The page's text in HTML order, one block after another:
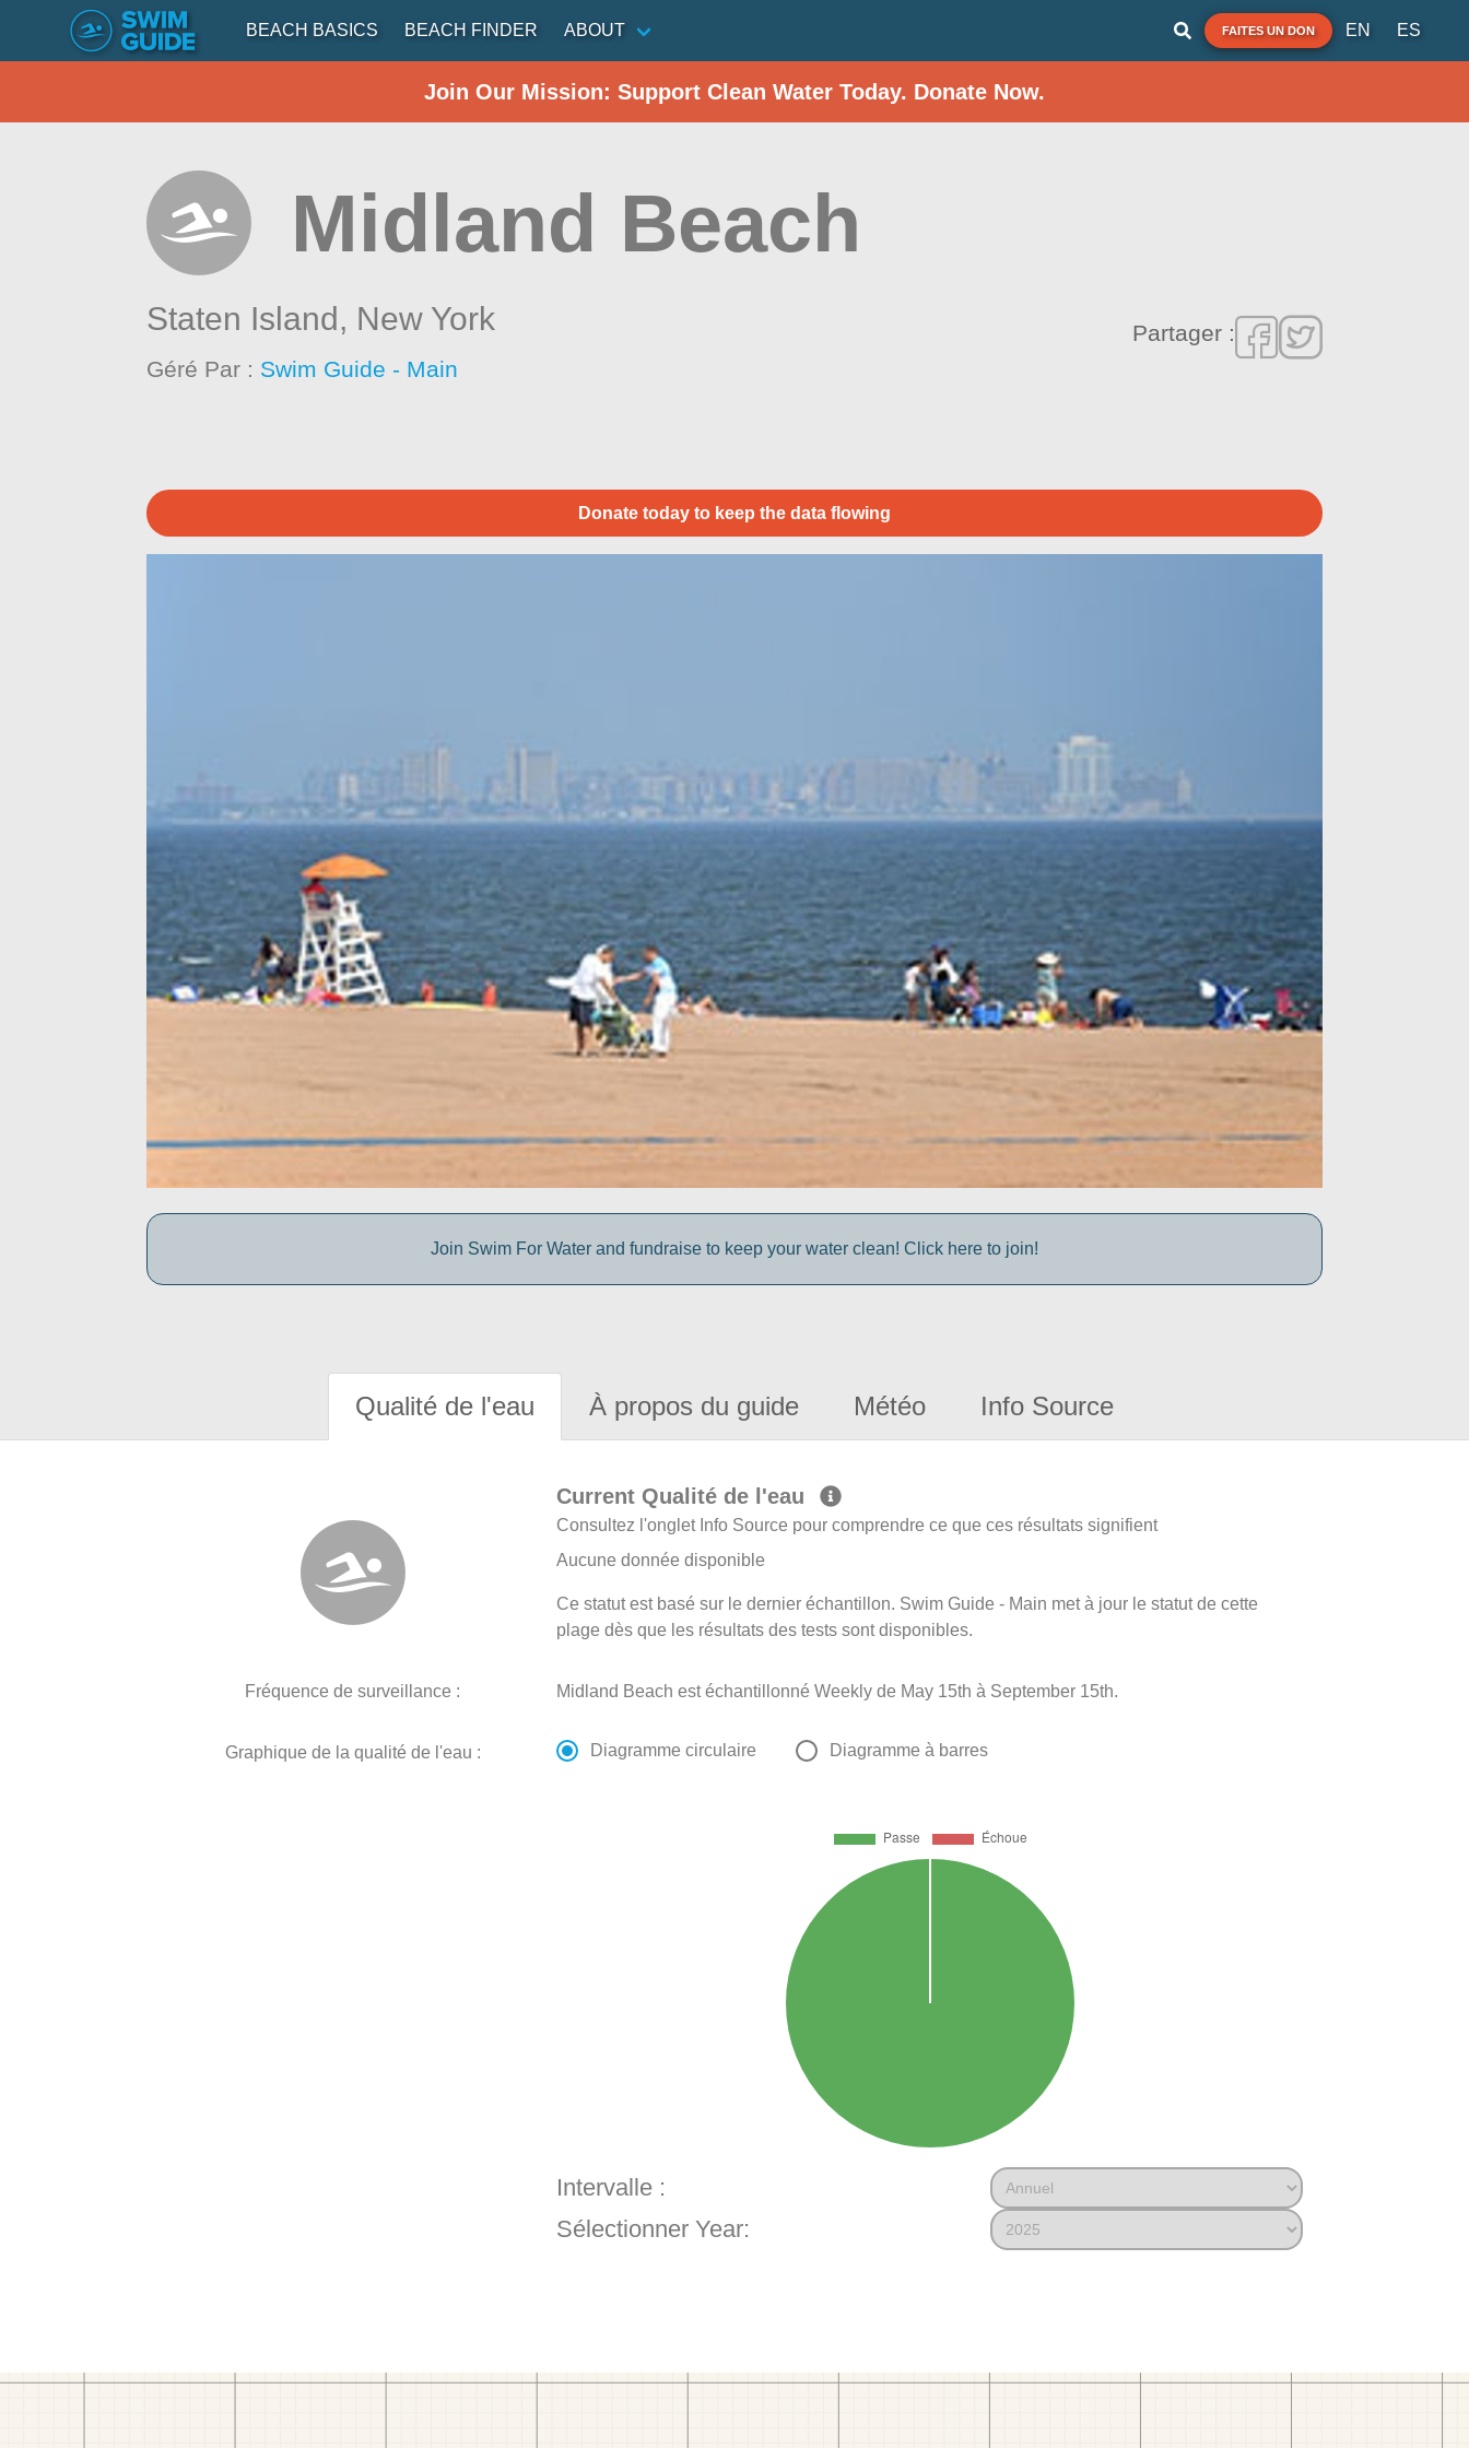
BEACH BASICS BEACH FINDER ABOUT FAITES UN DON EN ES
Join Our Mission: Support Clean Water Today. Donate Now.
Midland Beach
Staten Island, New York
Géré Par : Swim Guide - Main
Partager :
Donate today to keep the data flowing
Join Swim For Water and fundraise to keep your water clean! Click here to join!
Qualité de l'eau À propos du guide Météo Info Source
Current Qualité de l'eau
Consultez l'onglet Info Source pour comprendre ce que ces résultats signifient
Aucune donnée disponible
Ce statut est basé sur le dernier échantillon. Swim Guide - Main met à jour le statut de cette
plage dès que les résultats des tests sont disponibles.
Fréquence de surveillance : Midland Beach est échantillonné Weekly de May 15th à September 15th.
Graphique de la qualité de l'eau : Diagramme circulaire Diagramme à barres
Intervalle :
Sélectionner Year: